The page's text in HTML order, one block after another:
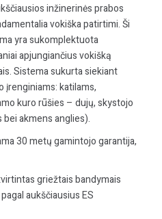
inžinerinės prabos
vokiška patirtimi. Ši
yra sukomplektuota
apjungiančius vokišką
Sistema sukurta siekiant
įrenginiams: katilams,
kuro rūšies – dujų, skystojo
akmens anglies).
30 metų gamintojo garantija,
griežtais bandymais
aukščiausius ES